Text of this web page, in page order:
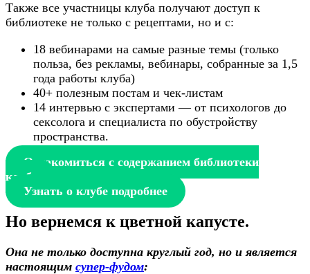
Также все участницы клуба получают доступ к
библиотеке не только с рецептами, но и с:
18 вебинарами на самые разные темы (только
польза, без рекламы, вебинары, собранные за 1,5
года работы клуба)
40+ полезным постам и чек-листам
14 интервью с экспертами — от психологов до
сексолога и специалиста по обустройству
пространства.
Ознакомиться с содержанием библиотеки
клуба
Узнать о клубе подробнее
Но вернемся к цветной капусте.
Она не только доступна круглый год, но и является
настоящим супер-фудом: